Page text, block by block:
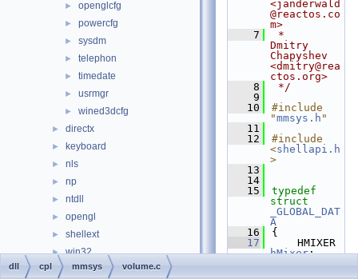
► openglcfg
► powercfg
► sysdm
► telephon
► timedate
► usrmgr
► wined3dcfg
► directx
► keyboard
► nls
► np
► ntdll
► opengl
► shellext
► win32
► drivers
<janderwald
@reactos.co
m>
    7
*
Dmitry
Chapyshev
<dmitry@rea
ctos.org>
    8
*/
    9
   10
#include
"mmsys.h "
   11
   12
#include
<shellapi.h
>
   13
   14
   15
typedef
_GLOBAL_DAT
A
   16
{
   17
hMixer;
dll cpl mmsys volume.c